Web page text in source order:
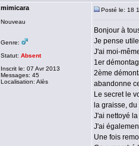
mimicara
Nouveau
Genre:
Statut: Absent
Inscrit le: 07 Avr 2013
Messages: 45
Localisation: Alès
Posté le: 18
Bonjour à
Je pense
J'ai moi-
1er
2ème
abandonne
Le secret le
la graisse,
J'ai nettoyé
J'ai
Une fois